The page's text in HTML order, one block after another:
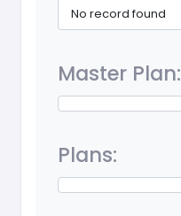
No record found
Master Plan:
Plans: